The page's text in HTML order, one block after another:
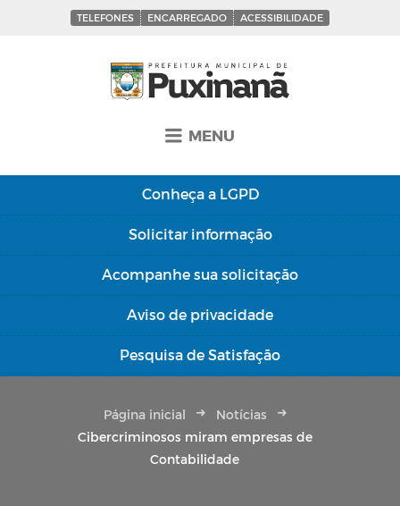
TELEFONES ENCARREGADO ACESSIBILIDADE
MENU
Conheça a LGPD
Solicitar informação
Acompanhe sua solicitação
Aviso de privacidade
Pesquisa de Satisfação
Página inicial
Notícias
Cibercriminosos miram empresas de
Contabilidade